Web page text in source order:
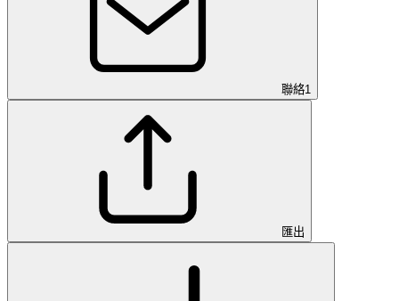
聯絡1
匯出